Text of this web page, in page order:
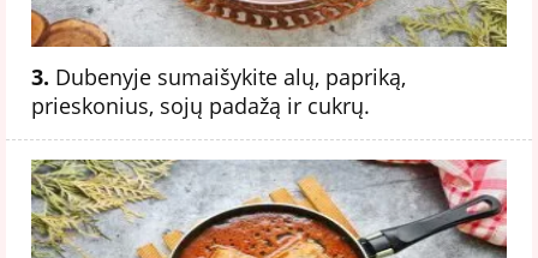
3. Dubenyje sumaišykite alų, papriką,
prieskonius, sojų padažą ir cukrų.